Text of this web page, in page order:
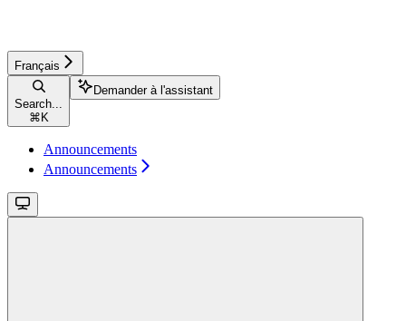
Français
Search...
⌘ K
Demander à l'assistant
Announcements
Announcements